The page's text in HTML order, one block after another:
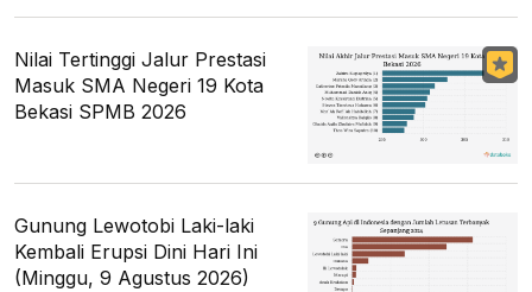
Nilai Tertinggi Jalur Prestasi
Masuk SMA Negeri 19 Kota
Bekasi SPMB 2026
Gunung Lewotobi Laki-laki
Kembali Erupsi Dini Hari Ini
(Minggu, 9 Agustus 2026)